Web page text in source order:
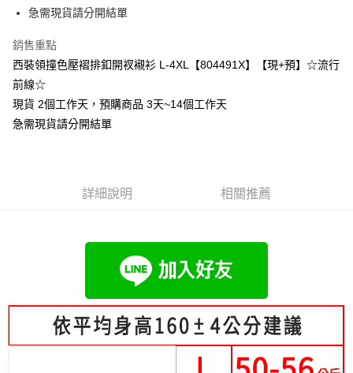
悠遊付
Google Pay
全支付
大哥付你分期
2.付款方式選擇「大哥付你分期」，訂單成立後會自動跳轉到大哥付的交易
4.訂單成立30分鐘內，如未前往確認交易或遇審核未通過，訂單將自動取
消。如遇「轉專審核」未通過狀況，表示未達大哥付你分期系統評分，恕無
1.分期款項不併入電信帳單，「大哥付你分期」於每月結算日後寄送繳費提
醒簡訊。
2.透過簡訊連結打開帳單後，可選擇「超商條碼／台灣大直營門市／銀行轉
帳／街口支付／iPASS MONEY」等通路繳費。
１．簡單：不需註冊會員、不需綁卡、不需儲值。
２．便利：只要手機號碼，簡訊認證，即可結帳。
３．安心：先確認商品／服務後，再付款。
【「AFTEE先享後付」結帳流程】
１．於結帳方式選擇「AFTEE先享後付」後，將跳轉至「AFTEE先享後付」
結帳頁面，進行簡訊認證並確認金額後，即可完成結帳。
３．收到繳費通知簡訊後14天內，點擊此簡訊中的連結，可透過四大超商／
「Hami Point」為中華電信所提供之點數服務，可於會員專區綁定中華電信
會員帳號後，即可在購物車使用 Hami Point 折抵消費金額 (1點等於1元)。
運送方式
全家付款取貨
每筆NT$80，滿NT$699(含以上)免運費
急需現貨請分開結單
銷售重點
西裝領撞色壓褶排釦開衩襯衫 L-4XL【804491X】【現+預】☆流行
前線☆
現貨 2個工作天，預購商品 3天~14個工作天
急需現貨請分開結單
詳細說明 相關推薦